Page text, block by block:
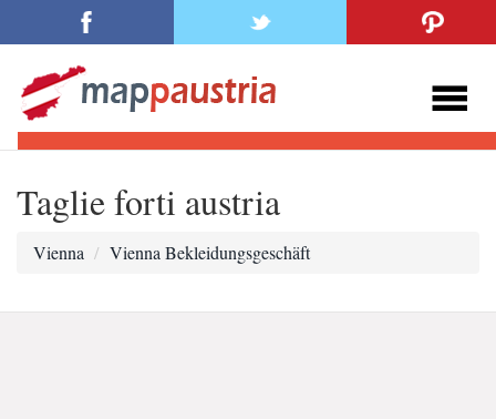
Taglie forti austria
Vienna Vienna Bekleidungsgeschäft